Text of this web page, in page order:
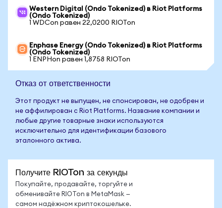
Western Digital (Ondo Tokenized) в Riot Platforms
(Ondo Tokenized)
1 WDCon равен 22,0200 RIOTon
Enphase Energy (Ondo Tokenized) в Riot Platforms
(Ondo Tokenized)
1 ENPHon равен 1,8758 RIOTon
Отказ от ответственности
Этот продукт не выпущен, не спонсирован, не одобрен и
не аффилирован с Riot Platforms. Название компании и
любые другие товарные знаки используются
исключительно для идентификации базового
эталонного актива.
Получите RIOTon за секунды
Покупайте, продавайте, торгуйте и
обменивайте RIOTon в MetaMask —
самом надёжном криптокошельке.